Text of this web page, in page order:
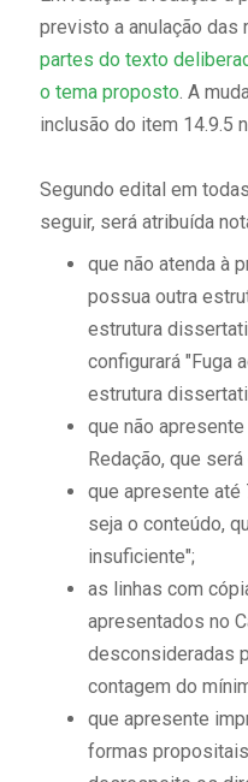
previsto a anulação das
partes do texto
o tema proposto. A
inclusão do item 14.9.5
Segundo edital em
seguir, será atribuída
que não atenda à
possua outra
estrutura
configurará "Fuga
estrutura
que não
Redação, que
que apresente até
seja o conteúdo,
insuficiente";
as linhas com
apresentados no
desconsideradas
contagem do
que apresente
formas